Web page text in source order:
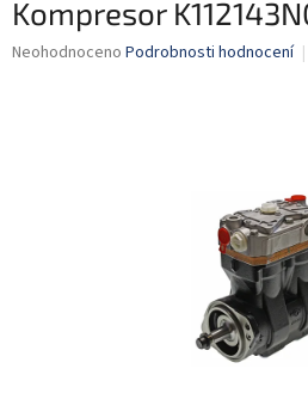
Kompresor
Průměrné
Neohodnoceno Podrobnosti hodnocení